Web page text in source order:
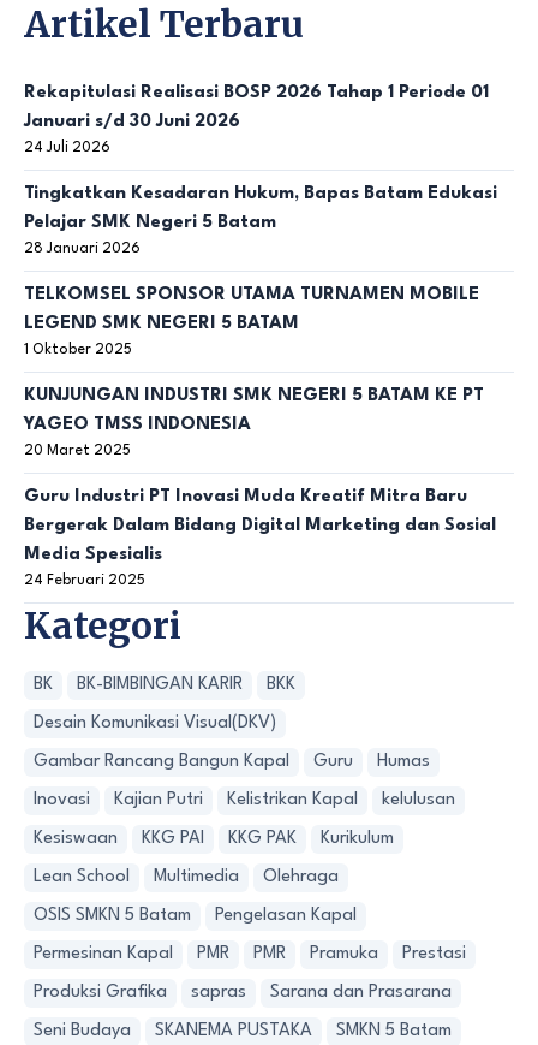
Artikel Terbaru
Rekapitulasi Realisasi BOSP 2026 Tahap 1 Periode 01
Januari s/d 30 Juni 2026
24 Juli 2026
Tingkatkan Kesadaran Hukum, Bapas Batam Edukasi
Pelajar SMK Negeri 5 Batam
28 Januari 2026
TELKOMSEL SPONSOR UTAMA TURNAMEN MOBILE
LEGEND SMK NEGERI 5 BATAM
1 Oktober 2025
KUNJUNGAN INDUSTRI SMK NEGERI 5 BATAM KE PT
YAGEO TMSS INDONESIA
20 Maret 2025
Guru Industri PT Inovasi Muda Kreatif Mitra Baru
Bergerak Dalam Bidang Digital Marketing dan Sosial
Media Spesialis
24 Februari 2025
Kategori
BK BK-BIMBINGAN KARIR BKK
Desain Komunikasi Visual(DKV)
Gambar Rancang Bangun Kapal Guru Humas
Inovasi Kajian Putri Kelistrikan Kapal kelulusan
Kesiswaan KKG PAI KKG PAK Kurikulum
Lean School Multimedia Olehraga
OSIS SMKN 5 Batam Pengelasan Kapal
Permesinan Kapal PMR PMR Pramuka Prestasi
Produksi Grafika sapras Sarana dan Prasarana
Seni Budaya SKANEMA PUSTAKA SMKN 5 Batam